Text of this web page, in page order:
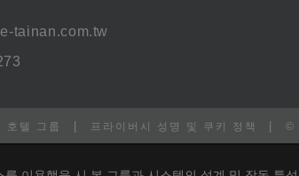
tainan.com.tw
호텔 그룹 프라이버시 성명 및 쿠키 정책 ©